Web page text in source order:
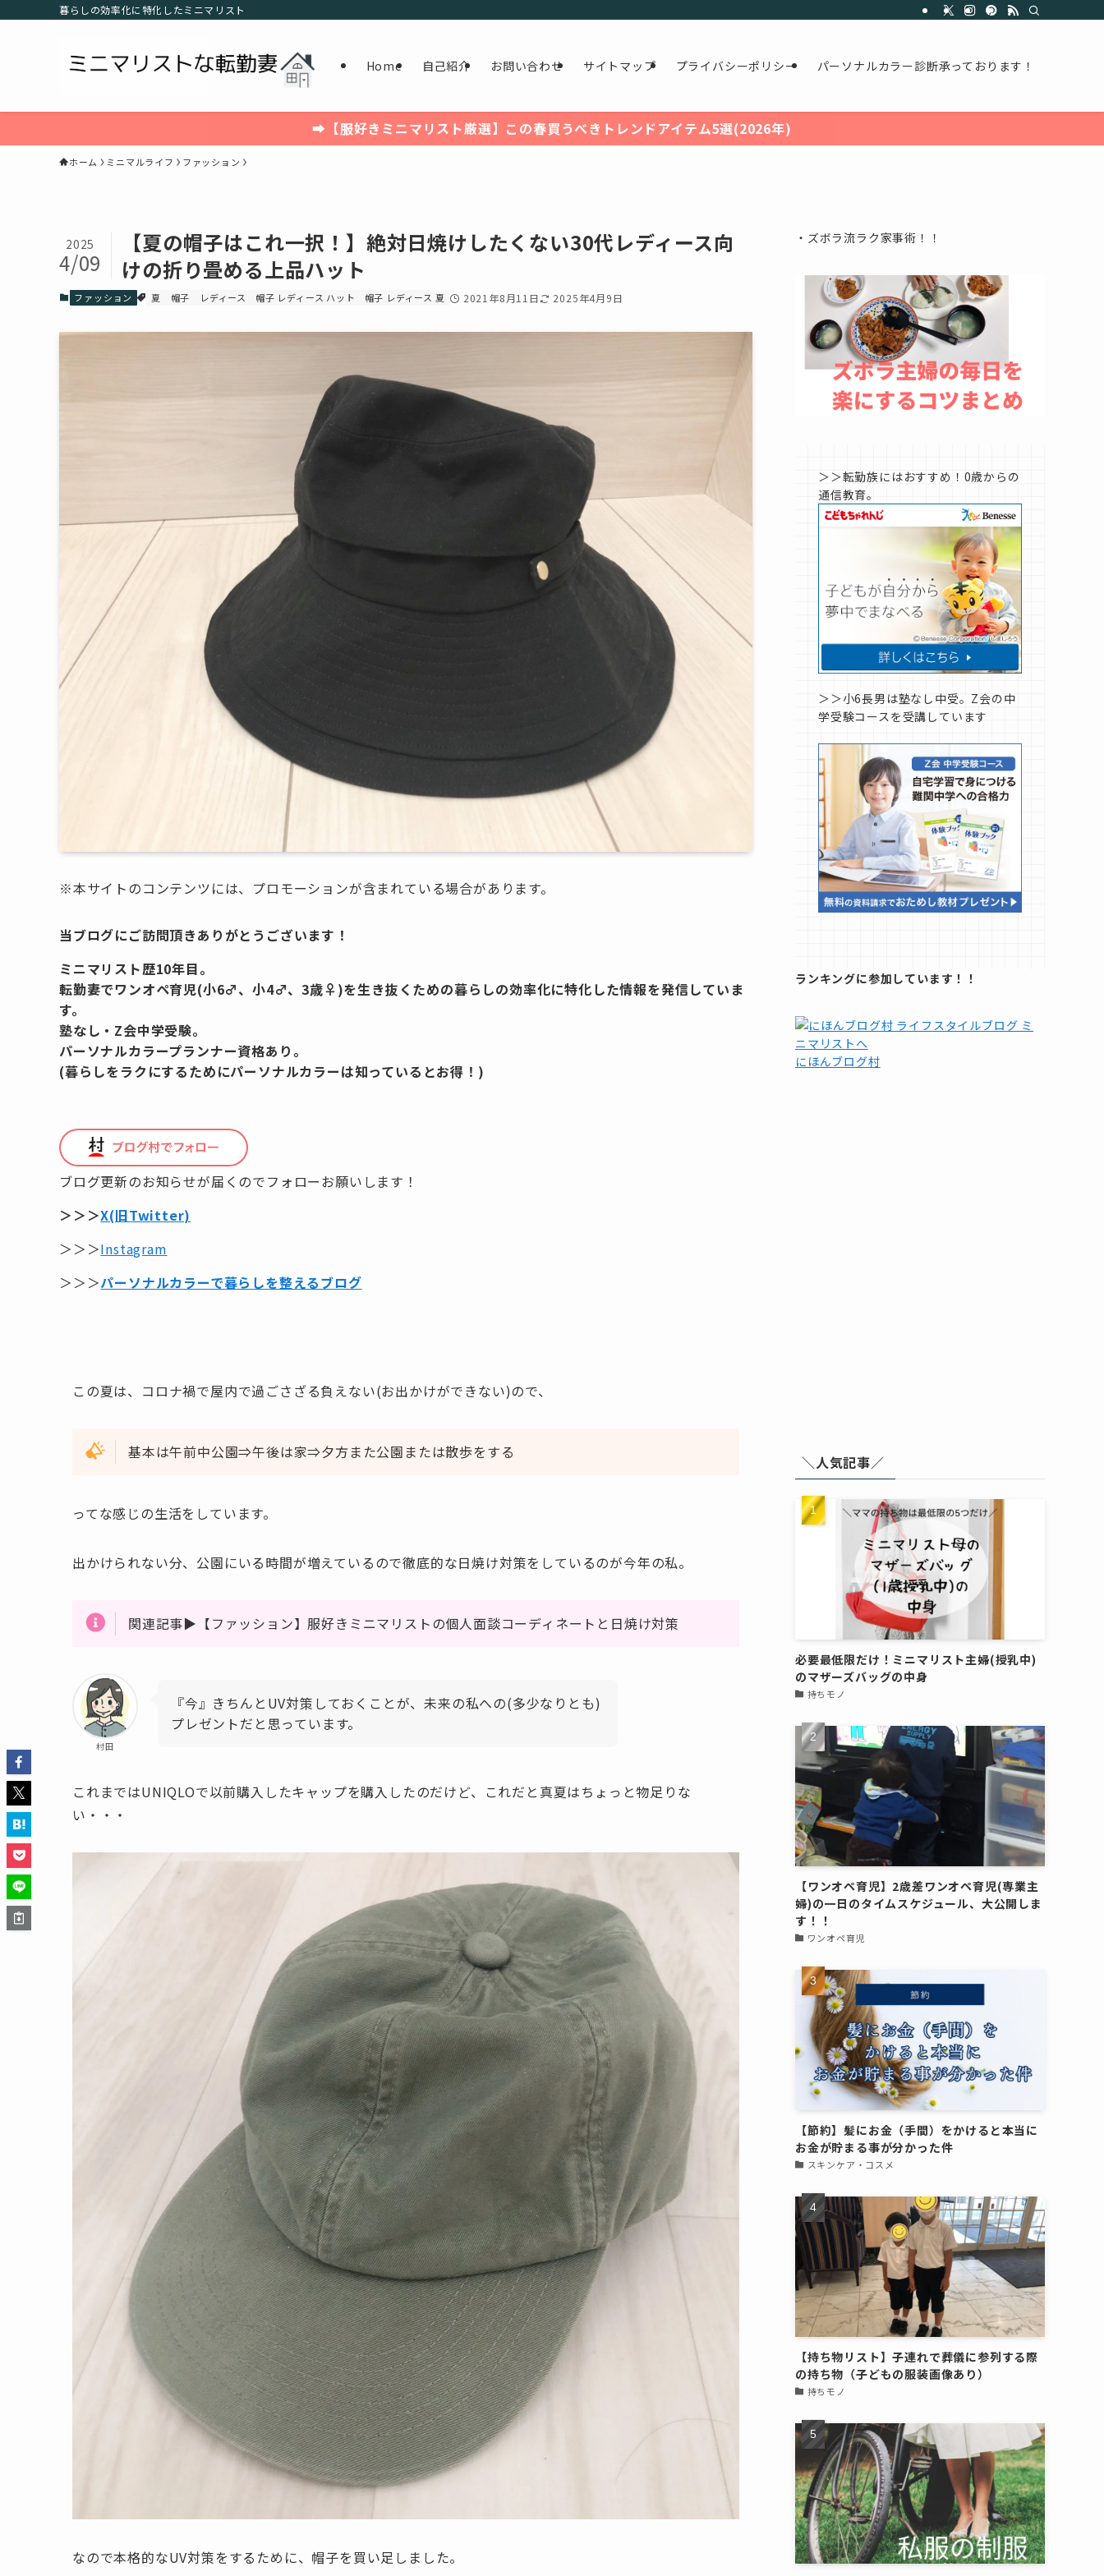
暮らしの効率化に特化したミニマリスト
Home 自己紹介 お問い合わせ サイトマップ プライバシーポリシー パーソナルカラー診断承っております！
➡【服好きミニマリスト厳選】この春買うべきトレンドアイテム5選(2026年)
ホーム ミニマルライフ ファッション
【夏の帽子はこれ一択！】絶対日焼けしたくない30代レディース向
けの折り畳める上品ハット
2025
4/09
ファッション 夏 帽子 レディース 帽子 レディース ハット 帽子 レディース 夏 2021年8月11日 2025年4月9日
※本サイトのコンテンツには、プロモーションが含まれている場合があります。
当ブログにご訪問頂きありがとうございます！
ミニマリスト歴10年目。
転勤妻でワンオペ育児(小6♂、小4♂、3歳♀)を生き抜くための暮らしの効率化に特化した情報を発信していま
す。
塾なし・Z会中学受験。
パーソナルカラープランナー資格あり。
(暮らしをラクにするためにパーソナルカラーは知っているとお得！)
ブログ更新のお知らせが届くのでフォローお願いします！
＞＞＞X(旧Twitter)
＞＞＞Instagram
＞＞＞パーソナルカラーで暮らしを整えるブログ
この夏は、コロナ禍で屋内で過ごさざる負えない(お出かけができない)ので、
基本は午前中公園⇒午後は家⇒夕方また公園または散歩をする
ってな感じの生活をしています。
出かけられない分、公園にいる時間が増えているので徹底的な日焼け対策をしているのが今年の私。
関連記事▶【ファッション】服好きミニマリストの個人面談コーディネートと日焼け対策
村田
『今』きちんとUV対策しておくことが、未来の私への(多少なりとも)
プレゼントだと思っています。
これまではUNIQLOで以前購入したキャップを購入したのだけど、これだと真夏はちょっと物足りな
い・・・
なので本格的なUV対策をするために、帽子を買い足しました。
・ズボラ流ラク家事術！！
＞＞転勤族にはおすすめ！0歳からの
通信教育。
＞＞小6長男は塾なし中受。Z会の中
学受験コースを受講しています
ランキングに参加しています！！
にほんブログ村
＼人気記事／
必要最低限だけ！ミニマリスト主婦(授乳中)
のマザーズバッグの中身
持ちモノ
【ワンオペ育児】2歳差ワンオペ育児(専業主
婦)の一日のタイムスケジュール、大公開しま
す！！
ワンオペ育児
【節約】髪にお金（手間）をかけると本当に
お金が貯まる事が分かった件
スキンケア・コスメ
【持ち物リスト】子連れで葬儀に参列する際
の持ち物（子どもの服装画像あり）
持ちモノ